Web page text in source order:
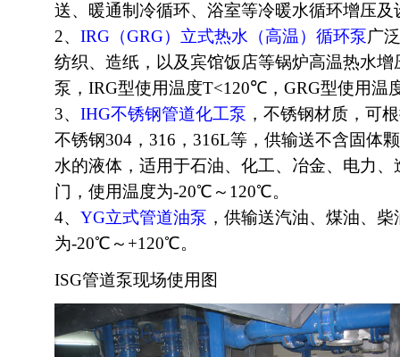
送、暖通制冷循环、浴室等冷暖水循环增压
2、 IRG（GRG）立式热水（高温）循环泵广
纺织、造纸，以及宾馆饭店等锅炉高温热水
泵，IRG型使用温度T<120℃，GRG型使用温
3、 IHG不锈钢管道化工泵 ，不锈钢材质，可
不锈钢304，316，316L等，供输送不含固体
水的液体，适用于石油、化工、冶金、电力
门，使用温度为-20℃～120℃。
4、 YG立式管道油泵 ，供输送汽油、煤油、
为-20℃～+120℃。
ISG管道泵现场使用图